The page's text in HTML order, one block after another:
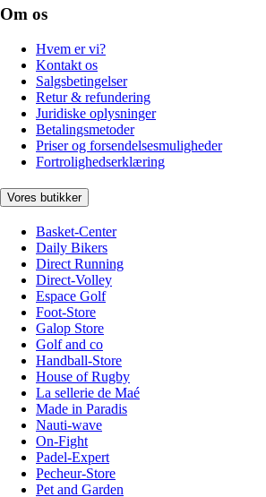
Om os
Hvem er vi?
Kontakt os
Salgsbetingelser
Retur & refundering
Juridiske oplysninger
Betalingsmetoder
Priser og forsendelsesmuligheder
Fortrolighedserklæring
Vores butikker
Basket-Center
Daily Bikers
Direct Running
Direct-Volley
Espace Golf
Foot-Store
Galop Store
Golf and co
Handball-Store
House of Rugby
La sellerie de Maé
Made in Paradis
Nauti-wave
On-Fight
Padel-Expert
Pecheur-Store
Pet and Garden